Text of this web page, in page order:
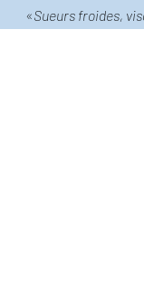
«Sueurs froides,